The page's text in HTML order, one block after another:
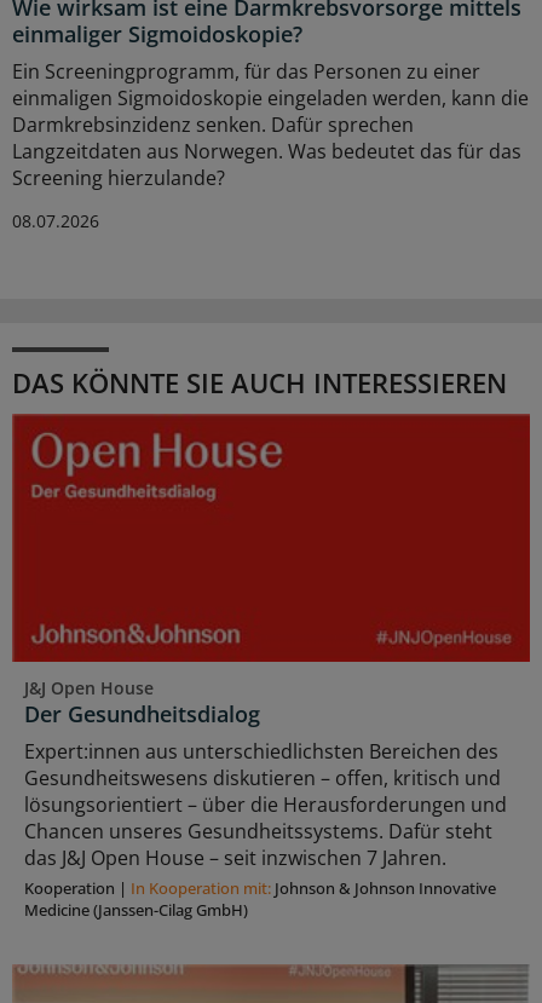
Wie wirksam ist eine Darmkrebsvorsorge mittels
einmaliger Sigmoidoskopie?
Ein Screeningprogramm, für das Personen zu einer
einmaligen Sigmoidoskopie eingeladen werden, kann die
Darmkrebsinzidenz senken. Dafür sprechen
Langzeitdaten aus Norwegen. Was bedeutet das für das
Screening hierzulande?
08.07.2026
DAS KÖNNTE SIE AUCH INTERESSIEREN
J&J Open House
Der Gesundheitsdialog
Expert:innen aus unterschiedlichsten Bereichen des
Gesundheitswesens diskutieren – offen, kritisch und
lösungsorientiert – über die Herausforderungen und
Chancen unseres Gesundheitssystems. Dafür steht
das J&J Open House – seit inzwischen 7 Jahren.
Kooperation | In Kooperation mit: Johnson & Johnson Innovative
Medicine (Janssen-Cilag GmbH)